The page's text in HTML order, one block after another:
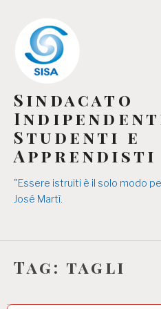
content
Sindacato
Studenti e
Apprendisti
"Essere istruiti è il solo modo
José Martì.
Tag: tagli